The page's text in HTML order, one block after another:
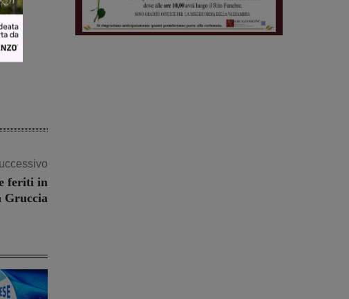
feriti in
Gruccia